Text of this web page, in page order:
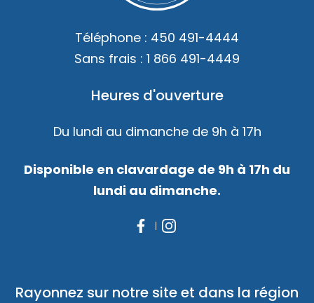
Téléphone : 450 491-4444
Sans frais : 1 866 491-4449
Heures d'ouverture
Du lundi au dimanche de 9h à 17h
Disponible en clavardage de 9h à 17h du
lundi au dimanche.
Rayonnez sur notre site et dans la région